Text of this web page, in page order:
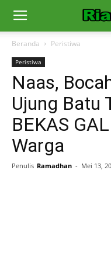
Beranda Peristiwa
Peristiwa
Naas,
Ujung Batu
BEKAS
Warga
Penulis Ramadhan - Mei 13,